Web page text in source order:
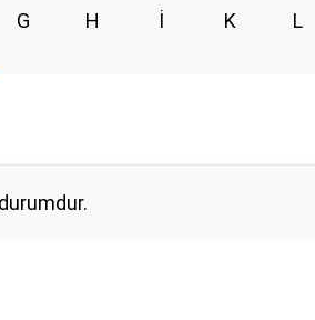
G H İ K L